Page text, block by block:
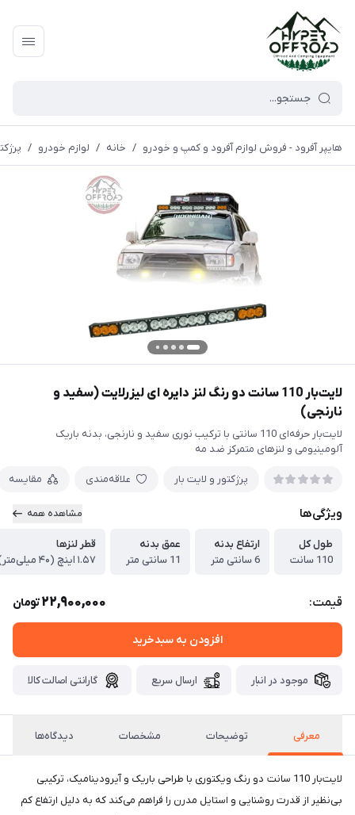
هایپر آفرود - فروش لوازم آفرود و کمپ و خودرو / خانه / لوازم خودرو /
لایت‌بار 110 سانت دو رنگ لنز دایره ای لیزرلایت (سفید و
نارنجی)
لایت‌بار حرفه‌ای 110 سانتی با ترکیب نوری سفید و نارنجی، بدنه باریک
آلومینیومی و لنزهای متمرکز ضد مه
پرژکتور و لایت بار علاقه‌مندی مقایسه
ویژگی‌ها مشاهده همه
طول کل
110 سانت
ارتفاع بدنه
6 سانتی متر
عمق بدنه
11 سانتی متر
قطر لنزها
۱.۵۷ اینچ (۴۰ میلی‌متر)
قیمت: 22,900,000تومان
افزودن به سبدخرید
موجود در انبار ارسال سریع گارانتی اصالت کالا
معرفی توضیحات مشخصات دیدگاه‌ها
لایت‌بار 110 سانت دو رنگ ویکتوری با طراحی باریک و آیرودینامیک، ترکیبی
بی‌نظیر از قدرت روشنایی و استایل مدرن را فراهم می‌کند که به دلیل ارتفاع کم